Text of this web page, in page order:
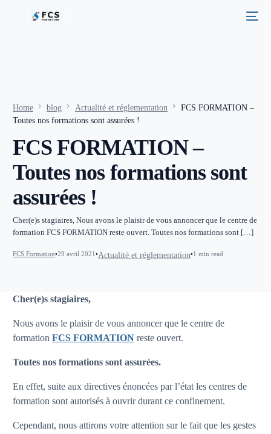
Home blog Actualité et réglementation
FCS FORMATION –
Toutes nos formations sont assurées !
FCS FORMATION –
Toutes nos formations sont
assurées !
Cher(e)s stagiaires, Nous avons le plaisir de vous annoncer que le centre de
formation FCS FORMATION reste ouvert. Toutes nos formations sont […]
FCS Formation 29 avril 2021 Actualité et réglementation 1 min read
Cher(e)s stagiaires,
Nous avons le plaisir de vous annoncer que le centre de
formationFCS FORMATION reste ouvert.
Toutes nos formations sont assurées.
En effet, suite aux directives énoncées par l’état les centres de
formation sont autorisés à ouvrir durant ce confinement.
Cependant, nous attirons votre attention sur le fait que les gestes